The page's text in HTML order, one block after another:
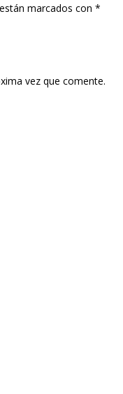
marcados con *
vez que comente.